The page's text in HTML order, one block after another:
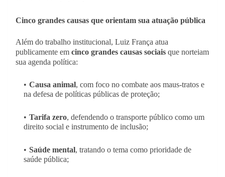
Cinco grandes causas que orientam sua atuação pública
Além do trabalho institucional, Luiz França atua
publicamente em cinco grandes causas sociais que norteiam
sua agenda política:
Causa animal, com foco no combate aos maus-tratos e
na defesa de políticas públicas de proteção;
Tarifa zero, defendendo o transporte público como um
direito social e instrumento de inclusão;
Saúde mental, tratando o tema como prioridade de
saúde pública;